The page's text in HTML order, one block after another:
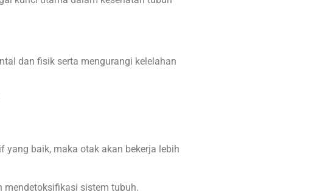
dan fisik serta mengurangi kelelahan
baik, maka otak akan bekerja lebih
mendetoksifikasi sistem tubuh.